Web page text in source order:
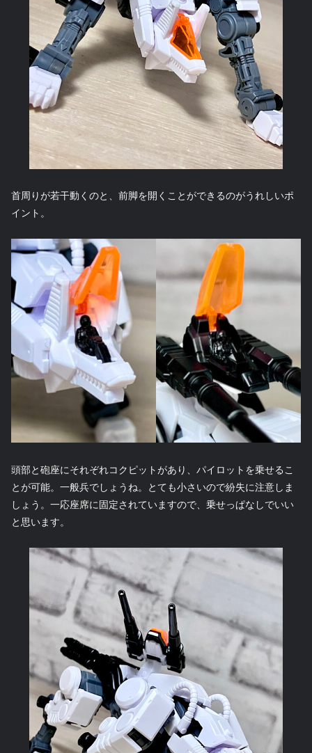
首周りが若干動くのと、前脚を開くことができるのがうれしいポ
イント。
頭部と砲座にそれぞれコクピットがあり、パイロットを乗せるこ
とが可能。一般兵でしょうね。とても小さいので紛失に注意しま
しょう。一応座席に固定されていますので、乗せっぱなしでいい
と思います。